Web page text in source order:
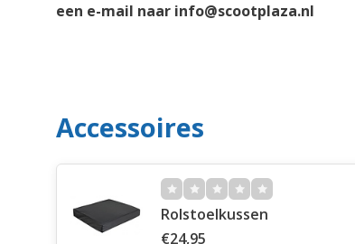
een e-mail naar info@scootplaza.nl
Accessoires
Rolstoelkussen
€24,95